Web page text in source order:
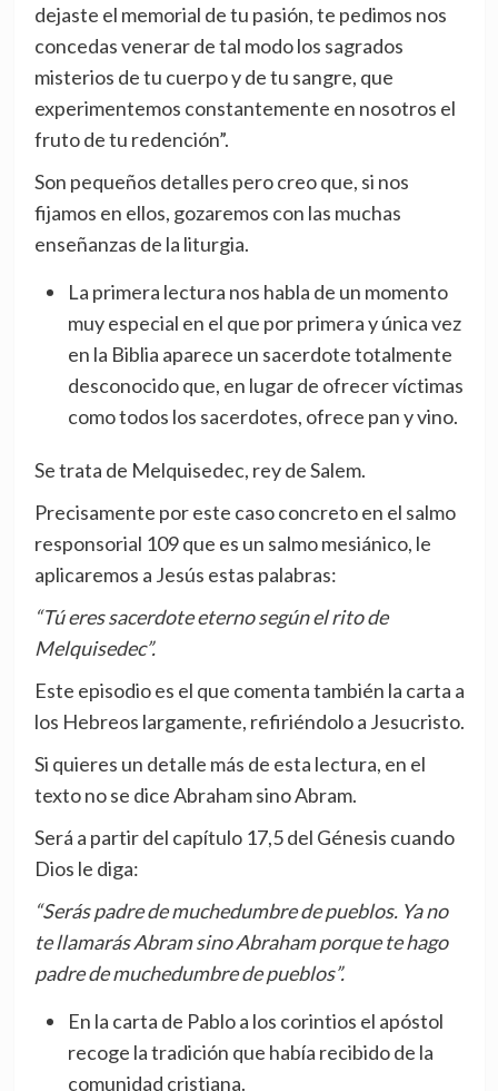
dejaste el memorial de tu pasión, te pedimos nos
concedas venerar de tal modo los sagrados
misterios de tu cuerpo y de tu sangre, que
experimentemos constantemente en nosotros el
fruto de tu redención”.
Son pequeños detalles pero creo que, si nos
fijamos en ellos, gozaremos con las muchas
enseñanzas de la liturgia.
La primera lectura nos habla de un momento
muy especial en el que por primera y única vez
en la Biblia aparece un sacerdote totalmente
desconocido que, en lugar de ofrecer víctimas
como todos los sacerdotes, ofrece pan y vino.
Se trata de Melquisedec, rey de Salem.
Precisamente por este caso concreto en el salmo
responsorial 109 que es un salmo mesiánico, le
aplicaremos a Jesús estas palabras:
“Tú eres sacerdote eterno según el rito de
Melquisedec”.
Este episodio es el que comenta también la carta a
los Hebreos largamente, refiriéndolo a Jesucristo.
Si quieres un detalle más de esta lectura, en el
texto no se dice Abraham sino Abram.
Será a partir del capítulo 17,5 del Génesis cuando
Dios le diga:
“Serás padre de muchedumbre de pueblos. Ya no
te llamarás Abram sino Abraham porque te hago
padre de muchedumbre de pueblos”.
En la carta de Pablo a los corintios el apóstol
recoge la tradición que había recibido de la
comunidad cristiana.